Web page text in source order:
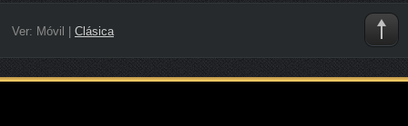
Ver: Móvil | Clásica